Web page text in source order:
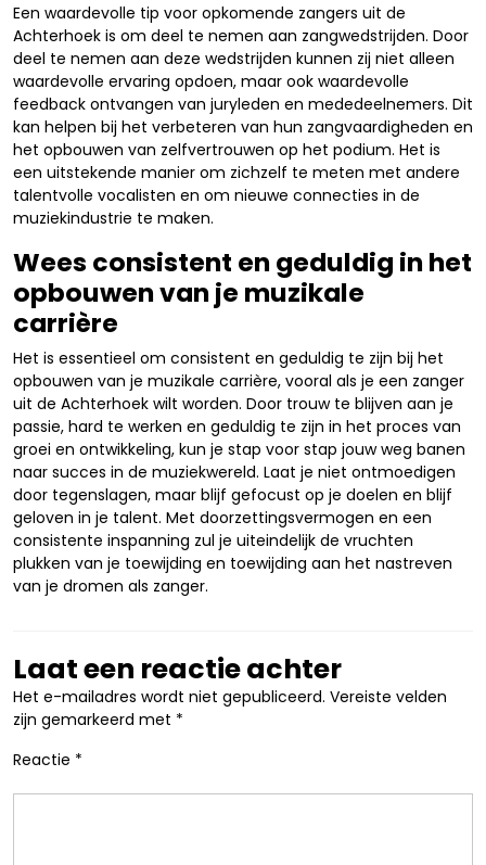
Een waardevolle tip voor opkomende zangers uit de
Achterhoek is om deel te nemen aan zangwedstrijden. Door
deel te nemen aan deze wedstrijden kunnen zij niet alleen
waardevolle ervaring opdoen, maar ook waardevolle
feedback ontvangen van juryleden en mededeelnemers. Dit
kan helpen bij het verbeteren van hun zangvaardigheden en
het opbouwen van zelfvertrouwen op het podium. Het is
een uitstekende manier om zichzelf te meten met andere
talentvolle vocalisten en om nieuwe connecties in de
muziekindustrie te maken.
Wees consistent en geduldig in het
opbouwen van je muzikale
carrière
Het is essentieel om consistent en geduldig te zijn bij het
opbouwen van je muzikale carrière, vooral als je een zanger
uit de Achterhoek wilt worden. Door trouw te blijven aan je
passie, hard te werken en geduldig te zijn in het proces van
groei en ontwikkeling, kun je stap voor stap jouw weg banen
naar succes in de muziekwereld. Laat je niet ontmoedigen
door tegenslagen, maar blijf gefocust op je doelen en blijf
geloven in je talent. Met doorzettingsvermogen en een
consistente inspanning zul je uiteindelijk de vruchten
plukken van je toewijding en toewijding aan het nastreven
van je dromen als zanger.
Laat een reactie achter
Het e-mailadres wordt niet gepubliceerd. Vereiste velden
zijn gemarkeerd met *
Reactie *